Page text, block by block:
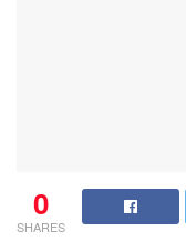
0
SHARES